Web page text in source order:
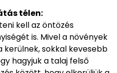
télen:
kell az öntözés
is. Mivel a növények
sokkal kevesebb
hagyjuk a talaj felső